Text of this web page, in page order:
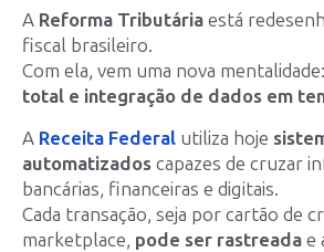
A Reforma Tributária está
fiscal brasileiro.
Com ela, vem uma nova mentalidade:
total e integração de dados em
A Receita Federal utiliza hoje
automatizados capazes de cruzar
bancárias, financeiras e digitais.
Cada transação, seja por cartão de
marketplace, pode ser rastreada e